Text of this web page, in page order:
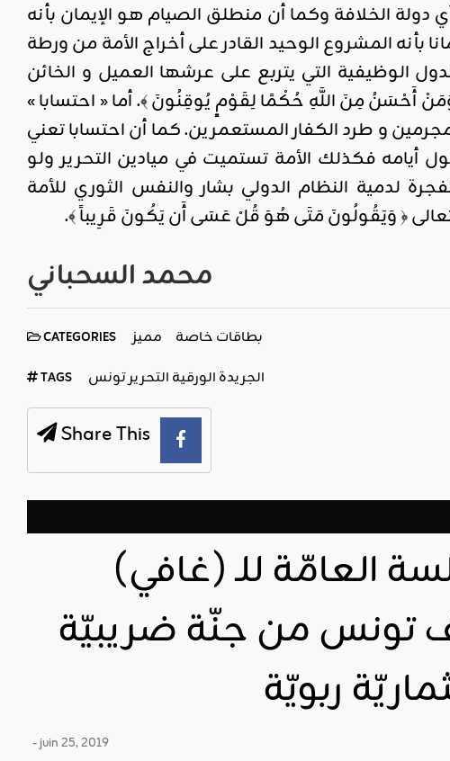
الخلافة وكما أن منطلق الصيام هو الإيمان بأنه
المشروع الوحيد القادر على أخراج الأمة من ورطة
الوظيفية التي يتربع على عرشها العميل و الخائن
أَحْسَنُ مِنَ اللَّهِ حُكْمًا لِقَوْمٍ يُوقِنُونَ ﴾. أما « احتسابا »
و طرد الكفار المستعمرين. كما أن احتسابا تعني
أيامه فكذلك الأمة تستميت في ميادين التحرير ولو
لدمية النظام الدولي بشار والنفس الثوري للأمة
﴿ وَيَقُولُونَ مَتَى هُوَ قُلْ عَسَى أَن يَكُونَ قَرِيباً ﴾.
محمد السحباني
CATEGORIES بطاقات خاصة مميز
TAGS الجريدة الورقية التحرير تونس
Share This
العامّة للـ (غافي)
تونس من جنّة ضريبيّة
ربويّة
- juin 25, 2019